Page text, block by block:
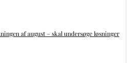
af august – skal undersøge løsninger